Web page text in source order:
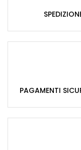
PAGAMENTI